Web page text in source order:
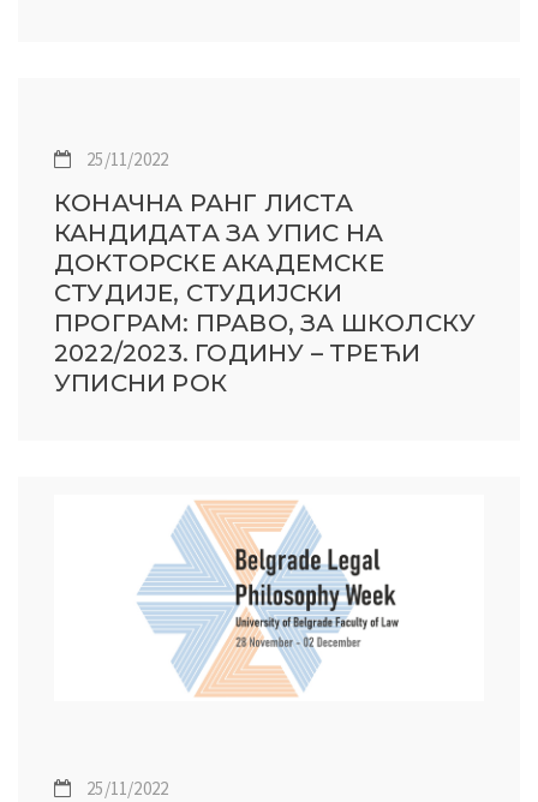
25/11/2022
КОНАЧНА РАНГ ЛИСТА
КАНДИДАТА ЗА УПИС НА
ДОКТОРСКЕ АКАДЕМСКЕ
СТУДИЈЕ, СТУДИЈСКИ
ПРОГРАМ: ПРАВО, ЗА ШКОЛСКУ
2022/2023. ГОДИНУ – ТРЕЋИ
УПИСНИ РОК
25/11/2022